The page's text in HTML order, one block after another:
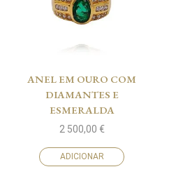
ANEL EM OURO COM
DIAMANTES E
ESMERALDA
2 500,00 €
ADICIONAR